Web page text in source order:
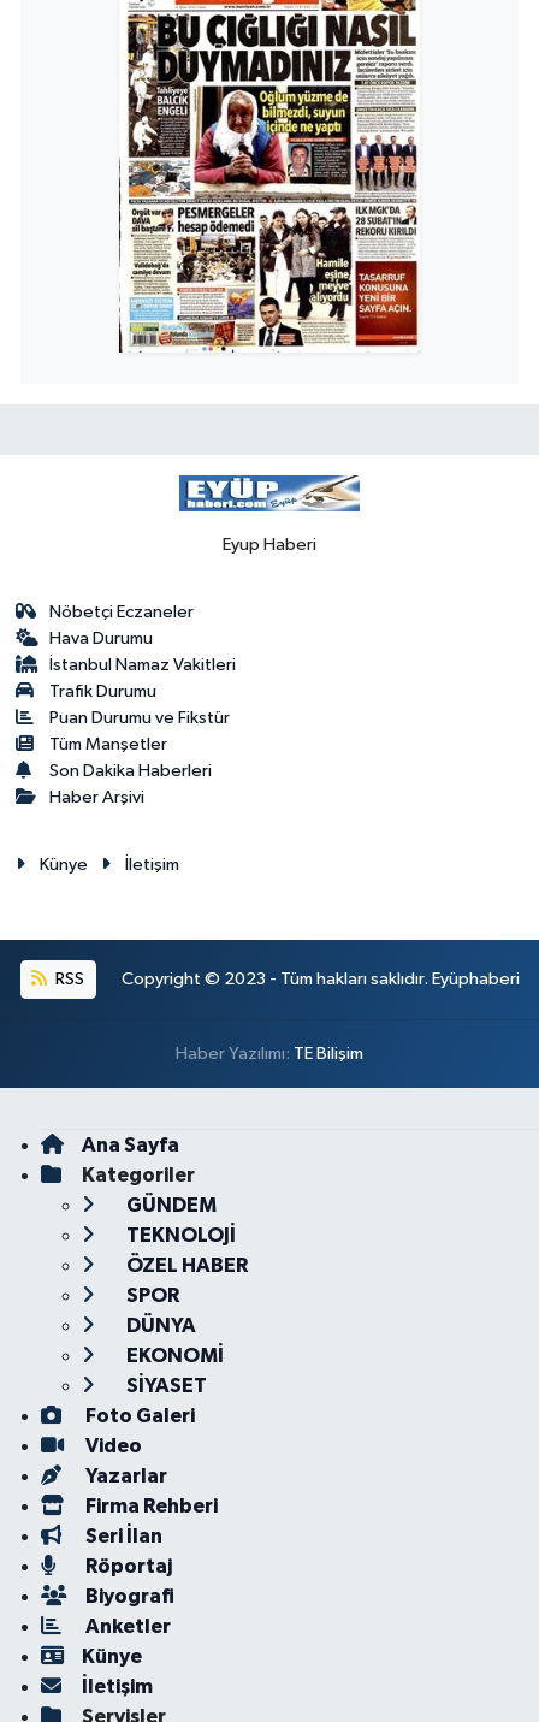
Eyup Haberi
Nöbetçi Eczaneler
Hava Durumu
İstanbul Namaz Vakitleri
Trafik Durumu
Puan Durumu ve Fikstür
Tüm Manşetler
Son Dakika Haberleri
Haber Arşivi
Künye İletişim
RSS Copyright © 2023 - Tüm hakları saklıdır. Eyüphaberi
Haber Yazılımı: TE Bilişim
Ana Sayfa
Kategoriler
GÜNDEM
TEKNOLOJİ
ÖZEL HABER
SPOR
DÜNYA
EKONOMİ
SİYASET
Foto Galeri
Video
Yazarlar
Firma Rehberi
Seri İlan
Röportaj
Biyografi
Anketler
Künye
İletişim
Servisler